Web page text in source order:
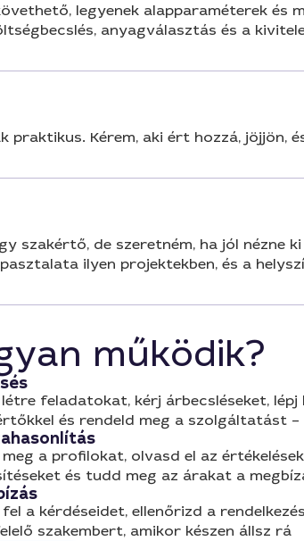
legyenek alapparaméterek és
anyagválasztás és a
Kérem, aki ért hozzá, jöjjön,
szakértő, de szeretném, ha jól nézne
ilyen projektekben, és a
működik?
létre feladatokat, kérj árbecsléseket,
és rendeld meg a szolgáltatást –
meg a profilokat, olvasd el az
és tudd meg az árakat a
fel a kérdéseidet, ellenőrizd a
szakembert, amikor készen állsz rá